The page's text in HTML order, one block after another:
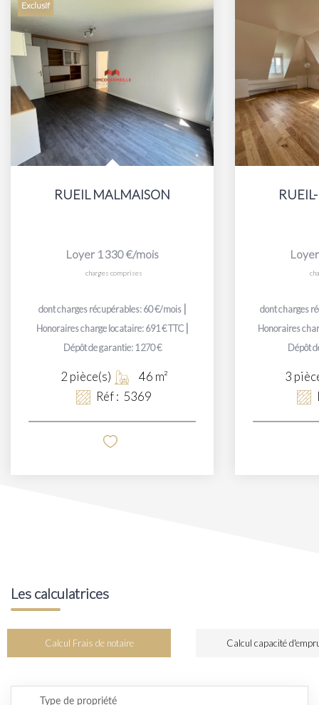
Exclusif
RUEIL MALMAISON
Loyer 1 330 €/mois
charges comprises
dont charges récupérables: 60 €/mois |
Honoraires charge locataire: 691 € TTC |
Dépôt de garantie: 1 270 €
2 pièce(s) 46 m²
Réf : 5369
dont charges
Honoraires
Dépôt
3
Les calculatrices
Calcul Frais de notaire Calcul capacité